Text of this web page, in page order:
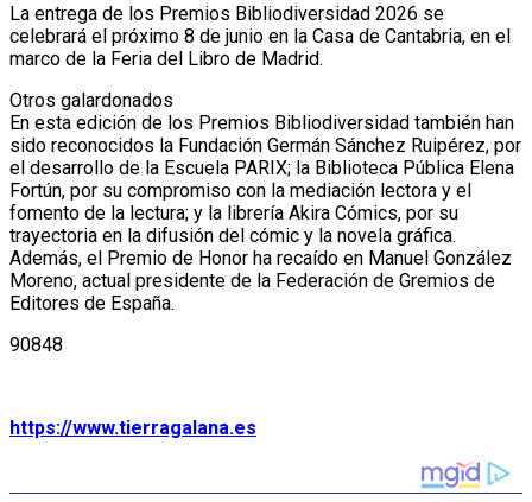
La entrega de los Premios Bibliodiversidad 2026 se
celebrará el próximo 8 de junio en la Casa de Cantabria, en el
marco de la Feria del Libro de Madrid.
Otros galardonados
En esta edición de los Premios Bibliodiversidad también han
sido reconocidos la Fundación Germán Sánchez Ruipérez, por
el desarrollo de la Escuela PARIX; la Biblioteca Pública Elena
Fortún, por su compromiso con la mediación lectora y el
fomento de la lectura; y la librería Akira Cómics, por su
trayectoria en la difusión del cómic y la novela gráfica.
Además, el Premio de Honor ha recaído en Manuel González
Moreno, actual presidente de la Federación de Gremios de
Editores de España.
90848
https://www.tierragalana.es